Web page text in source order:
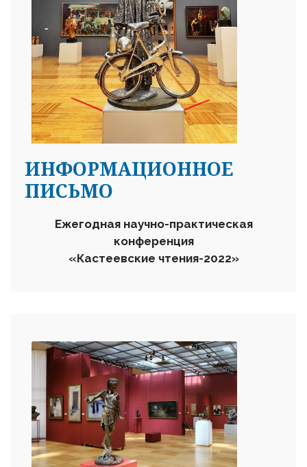
ИНФОРМАЦИОННОЕ
ПИСЬМО
Ежегодная научно-практическая
конференция
«Кастеевские чтения-2022»